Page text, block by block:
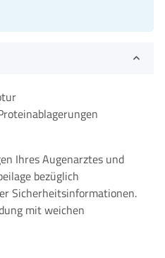
Ihres Augenarztes und
bezüglich
Sicherheitsinformationen.
mit weichen